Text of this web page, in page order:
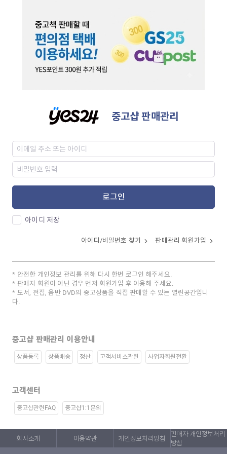
중고샵 판매관리
로그인
아이디 저장
아이디/비밀번호 찾기 판매관리 회원가입
안전한 개인정보 관리를 위해 다시 한번 로그인 해주세요.
판매자 회원이 아닌 경우 먼저 회원가입 후 이용해 주세요.
도서, 전집, 음반 DVD의 중고상품을 직접 판매할 수 있는 열린공간입니
다.
중고샵 판매관리 이용안내
상품등록 상품배송 정산 고객서비스관련 사업자회원전환
고객센터
중고샵관련FAQ 중고샵1:1문의
회사소개 이용약관 개인정보처리방침
판매자 개인정보처리
방침